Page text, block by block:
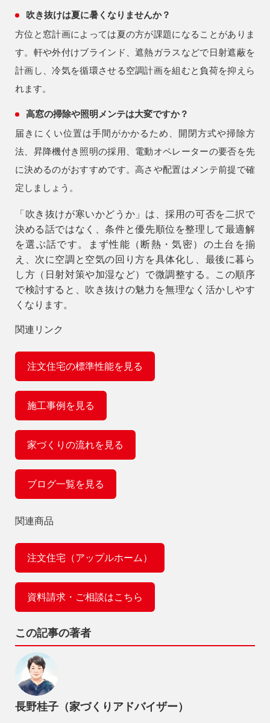
吹き抜けは夏に暑くなりませんか？
方位と窓計画によっては夏の方が課題になることがありま
す。軒や外付けブラインド、遮熱ガラスなどで日射遮蔽を
計画し、冷気を循環させる空調計画を組むと負荷を抑えら
れます。
高窓の掃除や照明メンテは大変ですか？
届きにくい位置は手間がかかるため、開閉方式や掃除方
法、昇降機付き照明の採用、電動オペレーターの要否を先
に決めるのがおすすめです。高さや配置はメンテ前提で確
定しましょう。
「吹き抜けが寒いかどうか」は、採用の可否を二択で
決める話ではなく、条件と優先順位を整理して最適解
を選ぶ話です。まず性能（断熱・気密）の土台を揃
え、次に空調と空気の回り方を具体化し、最後に暮ら
し方（日射対策や加湿など）で微調整する。この順序
で検討すると、吹き抜けの魅力を無理なく活かしやす
くなります。
関連リンク
注文住宅の標準性能を見る
施工事例を見る
家づくりの流れを見る
ブログ一覧を見る
関連商品
注文住宅（アップルホーム）
資料請求・ご相談はこちら
この記事の著者
長野桂子（家づくりアドバイザー）